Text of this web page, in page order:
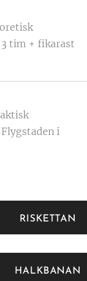
tim + fikarast
i
RISKETTAN
HALKBANAN